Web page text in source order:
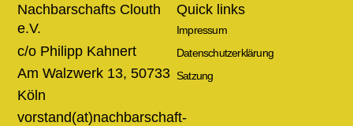
Quick links
Impressum
Datenschutzerklärung
Satzung
Nachbarschafts Clouth
e.V.
c/o Philipp Kahnert
Am Walzwerk 13, 50733
Köln
vorstand(at)nachbarschaft-